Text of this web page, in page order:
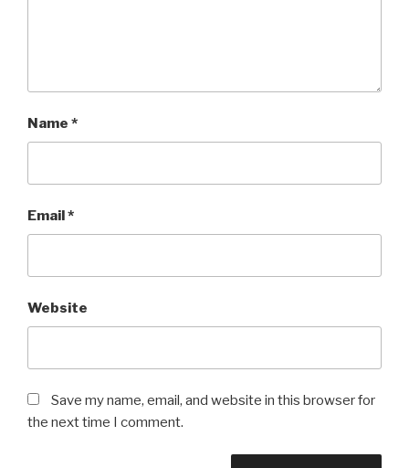
Name *
Email*
Website
Save my name, email, and website in this browser for
the next time I comment.